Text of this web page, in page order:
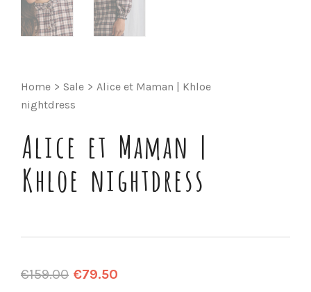
Home > Sale > Alice et Maman | Khloe
nightdress
Alice et Maman |
Khloe nightdress
€159.00 €79.50